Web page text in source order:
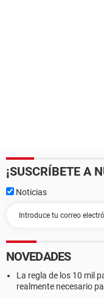
¡SUSCRÍBETE A
Noticias
NOVEDADES
La regla de los 10 mil
realmente necesario